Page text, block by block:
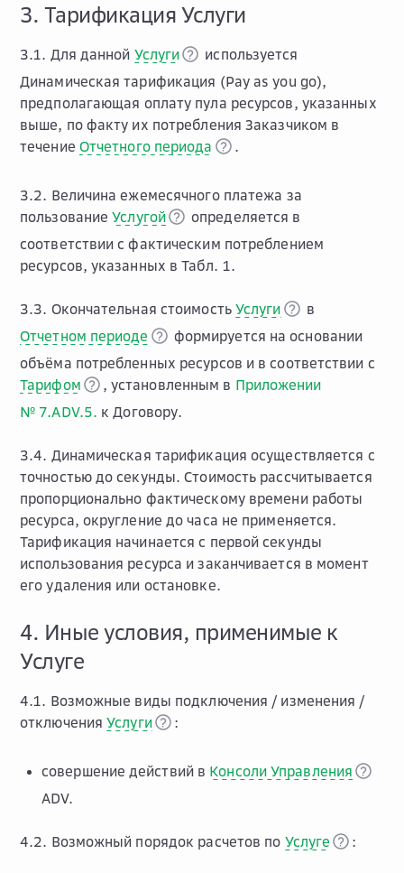
3. Тарификация Услуги
3.1. Для данной Услуги
используется
Динамическая тарификация (Pay as you go),
предполагающая оплату пула ресурсов, указанных
выше, по факту их потребления Заказчиком в
течение Отчетного периода .
3.2. Величина ежемесячного платежа за
пользованиеУслугой
определяется в
соответствии с фактическим потреблением
ресурсов, указанных в Табл. 1.
3.3. Окончательная стоимость Услуги
в
Отчетном периоде
формируется на основании
объёма потребленных ресурсов и в соответствии с
Тарифом
, установленным в Приложении
№ 7.ADV.5. к Договору.
3.4. Динамическая тарификация осуществляется с
точностью до секунды. Стоимость рассчитывается
пропорционально фактическому времени работы
ресурса, округление до часа не применяется.
Тарификация начинается с первой секунды
использования ресурса и заканчивается в момент
его удаления или остановке.
4. Иные условия, применимые к
Услуге
4.1. Возможные виды подключения / изменения /
отключенияУслуги :
совершение действий в Консоли Управления
ADV.
4.2. Возможный порядок расчетов по Услуге :